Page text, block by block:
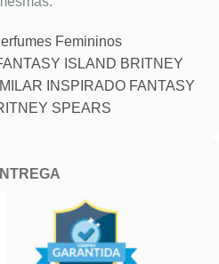
Femininos
ISLAND BRITNEY
INSPIRADO FANTASY
SPEARS